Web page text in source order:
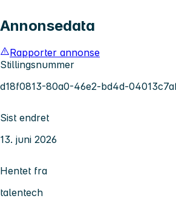
Annonsedata
Rapporter annonse
Stillingsnummer
d18f0813-80a0-46e2-bd4d-
Sist endret
13. juni 2026
Hentet fra
talentech